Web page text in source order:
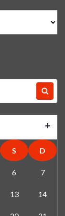
S D
6 7
13 14